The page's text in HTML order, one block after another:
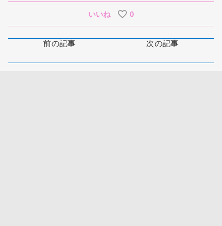
いいね 0
前の記事 次の記事